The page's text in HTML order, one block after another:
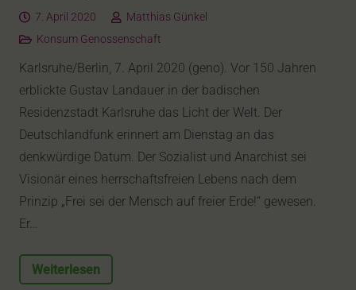
7. April 2020
Matthias Günkel
Konsum Genossenschaft
Karlsruhe/Berlin, 7. April 2020 (geno). Vor 150 Jahren
erblickte Gustav Landauer in der badischen
Residenzstadt Karlsruhe das Licht der Welt. Der
Deutschlandfunk erinnert am Dienstag an das
denkwürdige Datum. Der Sozialist und Anarchist sei
Visionär eines herrschaftsfreien Lebens nach dem
Prinzip „Frei sei der Mensch auf freier Erde!“ gewesen.
Er…
Weiterlesen